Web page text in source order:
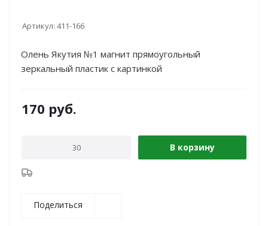
Артикул: 411-166
Олень Якутия №1 магнит прямоугольный
зеркальный пластик с картинкой
170 руб.
В корзину
Поделиться